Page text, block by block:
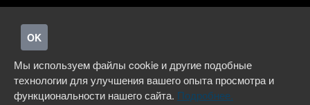
OK
Мы используем файлы cookie и другие подобные
технологии для улучшения вашего опыта просмотра и
функциональности нашего сайта. Подробнее.